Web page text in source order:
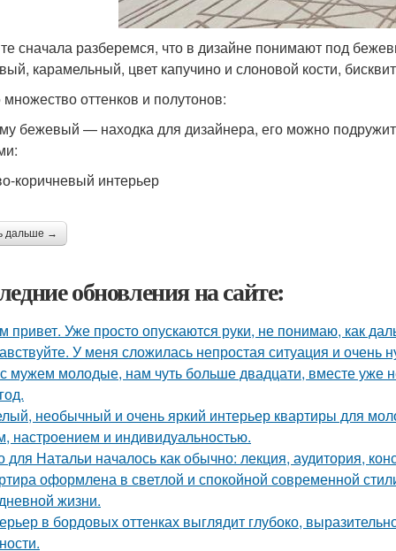
сначала разберемся, что в дизайне понимают под
карамельный, цвет капучино и слоновой кости,
множество оттенков и полутонов:
бежевый — находка для дизайнера, его можно
коричневый интерьер
дальше →
обновления на сайте:
привет. Уже просто опускаются руки, не понимаю, как
У меня сложилась непростая ситуация и очень
мужем молодые, нам чуть больше двадцати, вместе уже
необычный и очень яркий интерьер квартиры для
настроением и индивидуальностью.
для Натальи началось как обычно: лекция, аудитория,
оформлена в светлой и спокойной современной
жизни.
в бордовых оттенках выглядит глубоко,